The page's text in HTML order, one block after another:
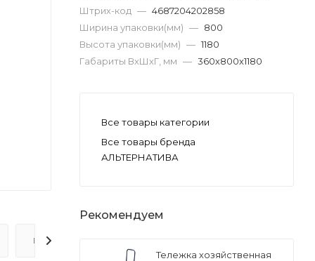
ВОПРОС-ОТВЕТ
Штрих-код — 4687204202858
Ширина упаковки(мм) — 800
Высота упаковки(мм) — 1180
Габариты ВхШхГ, мм — 360х800х1180
Все товары категории
Все товары бренда
АЛЬТЕРНАТИВА
Рекомендуем
Тележка хозяйственная